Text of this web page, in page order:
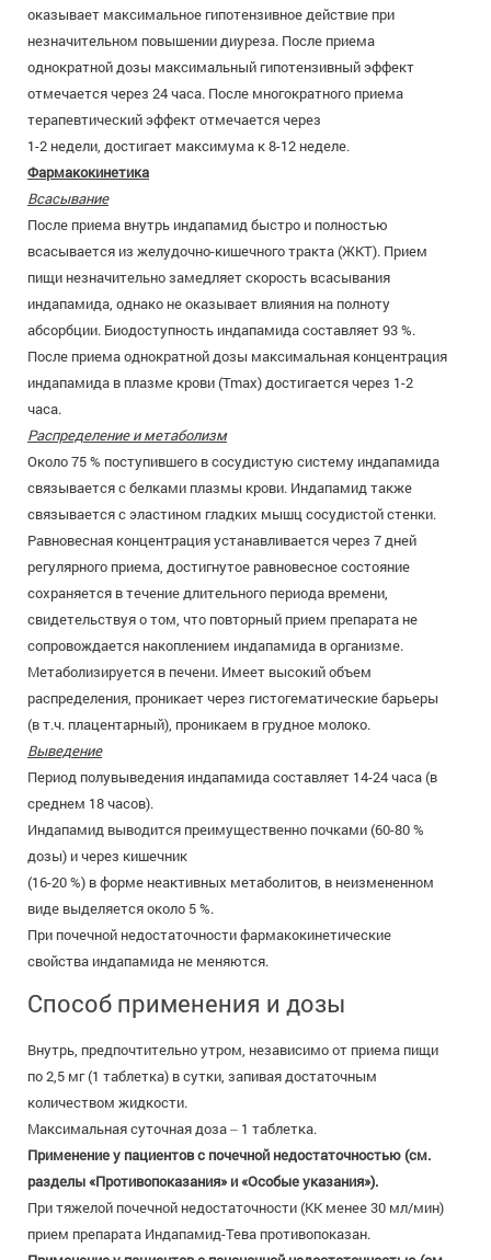
оказывает максимальное гипотензивное действие при
незначительном повышении диуреза. После приема
однократной дозы максимальный гипотензивный эффект
отмечается через 24 часа. После многократного приема
терапевтический эффект отмечается через
1-2 недели, достигает максимума к 8-12 неделе.
Фармакокинетика
Всасывание
После приема внутрь индапамид быстро и полностью
всасывается из желудочно-кишечного тракта (ЖКТ). Прием
пищи незначительно замедляет скорость всасывания
индапамида, однако не оказывает влияния на полноту
абсорбции. Биодоступность индапамида составляет 93 %.
После приема однократной дозы максимальная концентрация
индапамида в плазме крови (Tmax) достигается через 1-2
часа.
Распределение и метаболизм
Около 75 % поступившего в сосудистую систему индапамида
связывается с белками плазмы крови. Индапамид также
связывается с эластином гладких мышц сосудистой стенки.
Равновесная концентрация устанавливается через 7 дней
регулярного приема, достигнутое равновесное состояние
сохраняется в течение длительного периода времени,
свидетельствуя о том, что повторный прием препарата не
сопровождается накоплением индапамида в организме.
Метаболизируется в печени. Имеет высокий объем
распределения, проникает через гистогематические барьеры
(в т.ч. плацентарный), проникаем в грудное молоко.
Выведение
Период полувыведения индапамида составляет 14-24 часа (в
среднем 18 часов).
Индапамид выводится преимущественно почками (60-80 %
дозы) и через кишечник
(16-20 %) в форме неактивных метаболитов, в неизмененном
виде выделяется около 5 %.
При почечной недостаточности фармакокинетические
свойства индапамида не меняются.
Способ применения и дозы
Внутрь, предпочтительно утром, независимо от приема пищи
по 2,5 мг (1 таблетка) в сутки, запивая достаточным
количеством жидкости.
Максимальная суточная доза ‒ 1 таблетка.
Применение у пациентов с почечной недостаточностью (см.
разделы «Противопоказания» и «Особые указания»).
При тяжелой почечной недостаточности (КК менее 30 мл/мин)
прием препарата Индапамид-Тева противопоказан.